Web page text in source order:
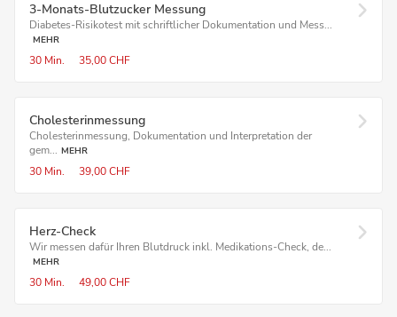
3-Monats-Blutzucker Messung
Diabetes-Risikotest mit schriftlicher Dokumentation und Mess...
MEHR
30 Min. 35,00 CHF
Cholesterinmessung
Cholesterinmessung, Dokumentation und Interpretation der
gem... MEHR
30 Min. 39,00 CHF
Herz-Check
Wir messen dafür Ihren Blutdruck inkl. Medikations-Check, de...
MEHR
30 Min. 49,00 CHF